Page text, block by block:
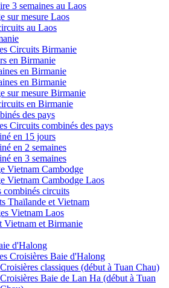
3 semaines au Laos
sur mesure Laos
au Laos
Circuits Birmanie
en Birmanie
en Birmanie
en Birmanie
sur mesure Birmanie
en Birmanie
des pays
Circuits combinés des pays
en 15 jours
en 2 semaines
en 3 semaines
Vietnam Cambodge
Vietnam Cambodge Laos
combinés circuits
Thaïlande et Vietnam
Vietnam Laos
Vietnam et Birmanie
d'Halong
Croisières Baie d'Halong
Croisières classiques (début à Tuan Chau)
Croisières Baie de Lan Ha (début à Tuan